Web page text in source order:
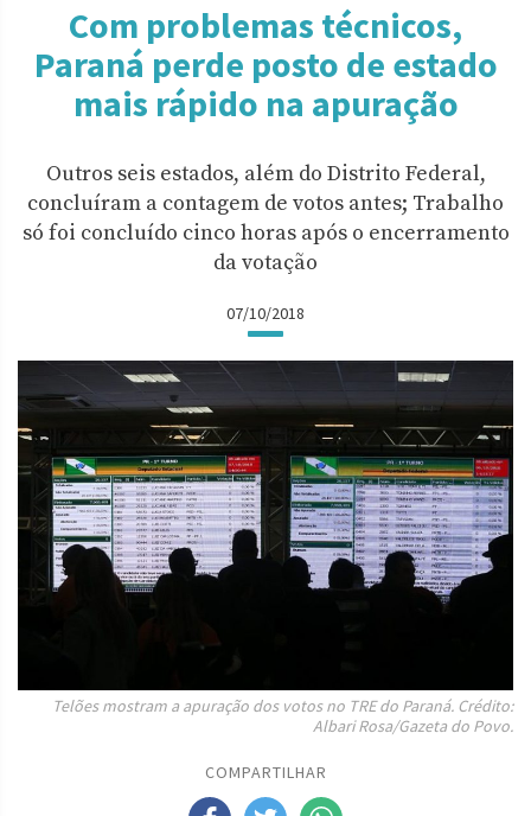
Com problemas técnicos,
Paraná perde posto de estado
mais rápido na apuração
Outros seis estados, além do Distrito Federal,
concluíram a contagem de votos antes; Trabalho
só foi concluído cinco horas após o encerramento
da votação
07/10/2018
Telões mostram a apuração dos votos no TRE do Paraná. Crédito:
Albari Rosa/Gazeta do Povo.
COMPARTILHAR